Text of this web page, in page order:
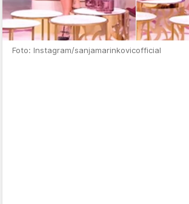
Foto: Instagram/sanjamarinkovicofficial